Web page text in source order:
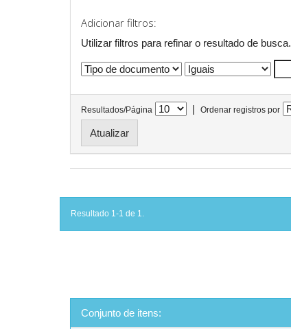
Adicionar filtros:
Utilizar filtros para refinar o resultado de busca.
Resultados/Página | Ordenar registros por
Resultado 1-1 de 1.
Conjunto de itens: